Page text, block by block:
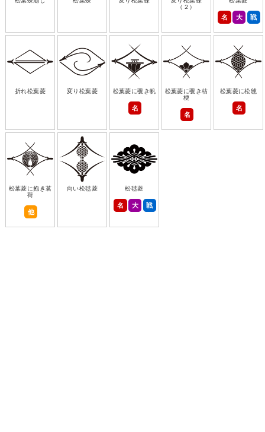
（２）
名 大 戦
折れ松葉菱 変り松葉菱 松葉菱に覗き帆
名
松葉菱に覗き桔
梗
名
松葉菱に松毬
名
松葉菱に抱き茗
荷
他
向い松毬菱 松毬菱
名 大 戦